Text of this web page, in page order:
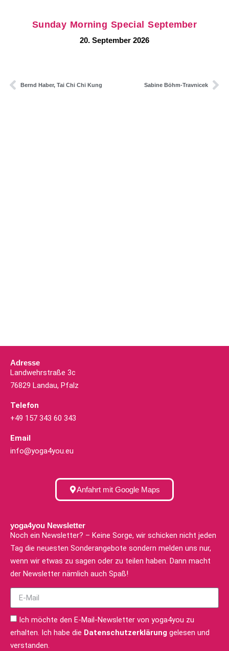
Sunday Morning Special September
20. September 2026
Bernd Haber, Tai Chi Chi Kung Sabine Böhm-Travnicek
Adresse
Landwehrstraße 3c
76829 Landau, Pfalz
Telefon
+49 157 343 60 343
Email
info@yoga4you.eu
Anfahrt mit Google Maps
yoga4you Newsletter
Noch ein Newsletter? – Keine Sorge, wir schicken nicht jeden
Tag die neuesten Sonderangebote sondern melden uns nur,
wenn wir etwas zu sagen oder zu teilen haben. Dann macht
der Newsletter nämlich auch Spaß!
Ich möchte den E-Mail-Newsletter von yoga4you zu
erhalten. Ich habe die Datenschutzerklärung gelesen und
verstanden.